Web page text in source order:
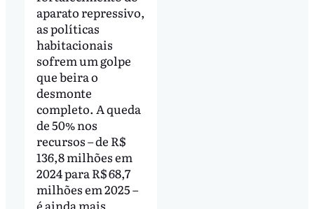
aparato repressivo,
as políticas
habitacionais
sofrem um golpe
que beira o
desmonte
completo. A queda
de 50% nos
recursos – de R$
136,8 milhões em
2024 para R$ 68,7
milhões em 2025 –
é ainda mais